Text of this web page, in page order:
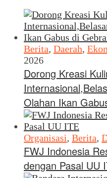
Berita, Daerah,
2026
Dorong Kreasi
Olahan Ikan
Organisasi, Berita,
FWJ Indonesia
dengan Pasal UU